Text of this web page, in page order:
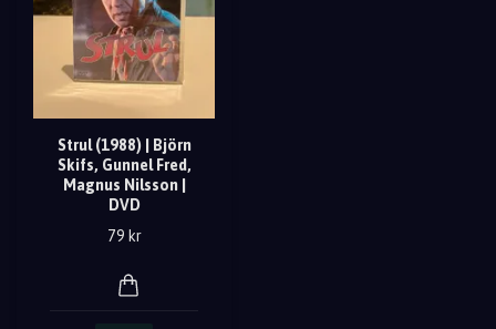
Strul (1988) | Björn
Skifs, Gunnel Fred,
Magnus Nilsson |
DVD
79 kr